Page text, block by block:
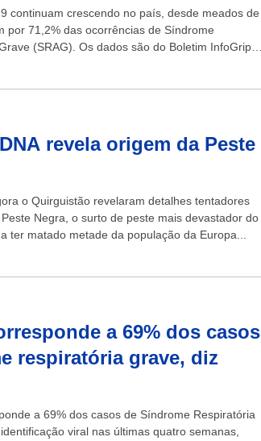
continuam crescendo no país, desde meados de
por 71,2% das ocorrências de Síndrome
(SRAG). Os dados são do Boletim InfoGripe,
revela origem da Peste
o Quirguistão revelaram detalhes tentadores
Negra, o surto de peste mais devastador do
ter matado metade da população da Europa...
a 69% dos casos
respiratória grave, diz
a 69% dos casos de Síndrome Respiratória
viral nas últimas quatro semanas,